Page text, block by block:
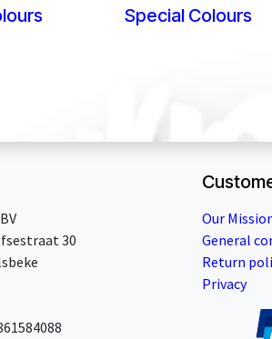
Special Colours
30
Our
General
Return
Privacy